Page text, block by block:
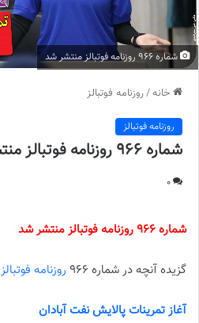
شماره 966 روزنامه فوتبالز منتشر شد
خانه/روزنامه فوتبالز
روزنامه فوتبالز
شماره 966 روزنامه فوتبالز منتشر شد
0
شماره 966 روزنامه فوتبالز منتشر شد
گزیده آنچه در شماره 966 روزنامه فوتبالز
آغاز تمرینات پالایش نفت آبادان